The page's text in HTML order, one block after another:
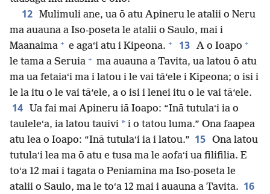
12 Mulimuli ane, ua ō atu Apineru le atalii o Neru
ma auauna a Iso-poseta le atalii o Saulo, mai i
Maanaima + e agaʻi atu i Kipeona. + 13 A o Ioapo +
le tama a Seruia + ma auauna a Tavita, ua latou ō atu
ma ua fetaiaʻi ma i latou i le vai tā‘ele i Kipeona; o isi i
le la itu o le vai tā‘ele, a o isi i lenei itu o le vai tā‘ele.
14
Ua fai mai Apineru iā Ioapo: “Inā tutulaʻi ia o
tauleleʻa, ia latou tauivi * i o tatou luma.” Ona faapea
atu lea o Ioapo: “Inā tutulaʻi ia i latou.” 15 Ona latou
tutulaʻi lea ma ō atu e tusa ma le aofaʻi ua filifilia. E
toʻa 12 mai i tagata o Peniamina ma Iso-poseta le
atalii o Saulo, ma le toʻa 12 mai i auauna a Tavita. 16